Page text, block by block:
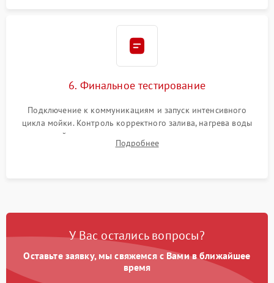
6. Финальное тестирование
Подключение к коммуникациям и запуск интенсивного
цикла мойки. Контроль корректного залива, нагрева воды
до нужной температуры, отсутствия посторонних шумов,
штатного слива и абсолютной сухости в поддоне.
Подробнее
У Вас остались вопросы?
Оставьте заявку, мы свяжемся с Вами в ближайшее
время